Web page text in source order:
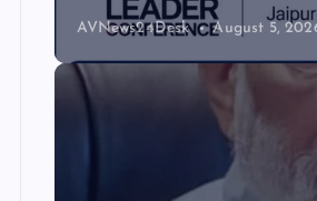
AVNews24Desk August 5,